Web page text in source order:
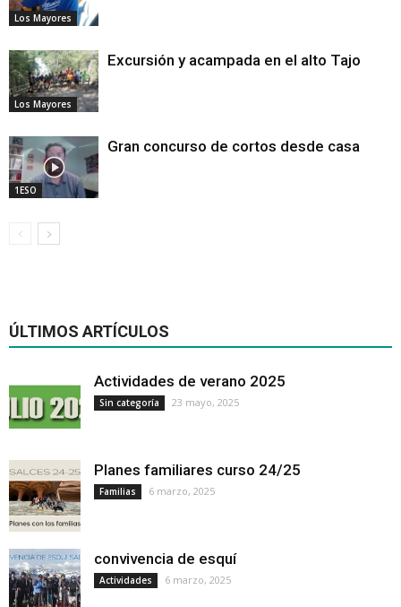
Los Mayores
Los Mayores
Excursión y acampada en el alto Tajo
1ESO
Gran concurso de cortos desde casa
ÚLTIMOS ARTÍCULOS
Actividades de verano 2025
Sin categoría 23 mayo, 2025
Planes familiares curso 24/25
Familias 6 marzo, 2025
convivencia de esquí
Actividades 6 marzo, 2025